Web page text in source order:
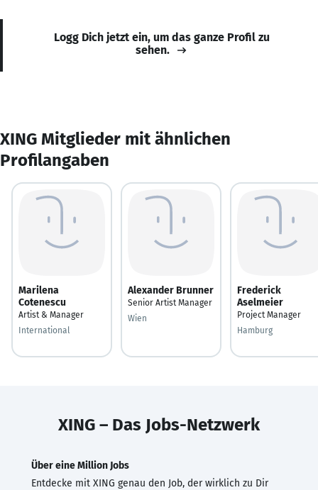
Logg Dich jetzt ein, um das ganze Profil zu
sehen.
XING Mitglieder mit ähnlichen
Profilangaben
Marilena
Cotenescu
Artist & Manager
International
Alexander Brunner
Senior Artist Manager
Wien
Frederick
Aselmeier
Project Manager
Hamburg
XING – Das Jobs-Netzwerk
Über eine Million Jobs
Entdecke mit XING genau den Job, der wirklich zu Dir